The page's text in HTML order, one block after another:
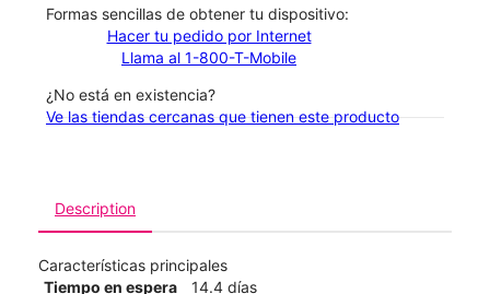
​​​​​​​Formas sencillas de obtener tu dispositivo:
Hacer tu pedido por Internet
Llama al 1-800-T-Mobile
¿No está en existencia?
Ve las tiendas cercanas que tienen este producto
Description
Características principales
Tiempo en espera
14.4 días